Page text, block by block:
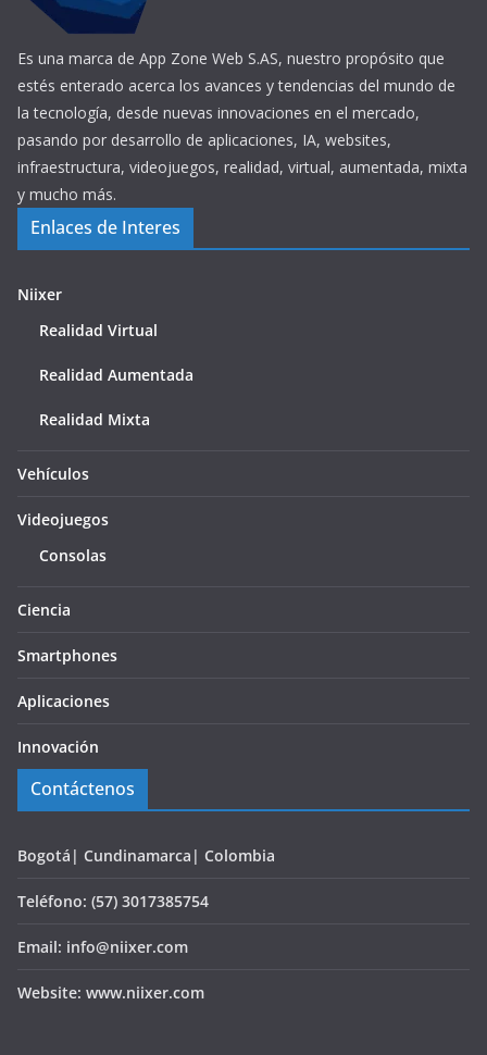
Es una marca de App Zone Web S.AS, nuestro propósito que
estés enterado acerca los avances y tendencias del mundo de
la tecnología, desde nuevas innovaciones en el mercado,
pasando por desarrollo de aplicaciones, IA, websites,
infraestructura, videojuegos, realidad, virtual, aumentada, mixta
y mucho más.
Enlaces de Interes
Niixer
Realidad Virtual
Realidad Aumentada
Realidad Mixta
Vehículos
Videojuegos
Consolas
Ciencia
Smartphones
Aplicaciones
Innovación
Contáctenos
Bogotá| Cundinamarca| Colombia
Teléfono: (57) 3017385754
Email: info@niixer.com
Website: www.niixer.com